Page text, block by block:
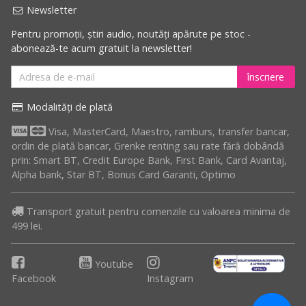
Newsletter
Pentru promoții, știri audio, noutăți apărute pe stoc -
abonează-te acum gratuit la newsletter!
înscriere
Modalități de plată
Visa, MasterCard, Maestro, ramburs, transfer bancar,
ordin de plată bancar, Grenke renting sau rate fără dobândă
prin: Smart BT, Credit Europe Bank, First Bank, Card Avantaj,
Alpha bank, Star BT, Bonus Card Garanti, Optimo
Transport gratuit pentru comenzile cu valoarea minima de
499 lei.
Facebook
Youtube
Instagram